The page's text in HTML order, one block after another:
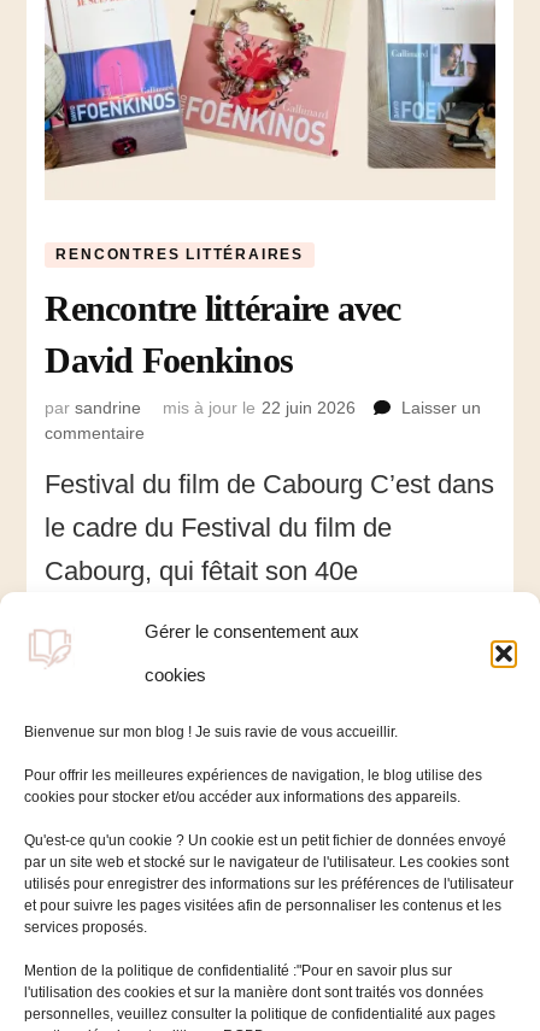
Gérer le consentement aux
cookies
Bienvenue sur mon blog ! Je suis ravie de vous accueillir.
Pour offrir les meilleures expériences de navigation, le blog utilise des
cookies pour stocker et/ou accéder aux informations des appareils.
Qu'est-ce qu'un cookie ? Un cookie est un petit fichier de données envoyé
par un site web et stocké sur le navigateur de l'utilisateur. Les cookies sont
utilisés pour enregistrer des informations sur les préférences de l'utilisateur
et pour suivre les pages visitées afin de personnaliser les contenus et les
services proposés.
Mention de la politique de confidentialité :"Pour en savoir plus sur
l'utilisation des cookies et sur la manière dont sont traités vos données
personnelles, veuillez consulter la politique de confidentialité aux pages
RENCONTRES LITTÉRAIRES
Rencontre littéraire avec
David Foenkinos
parsandrine mis à jour le 22 juin 2026
Laisser un
commentaire
littéraire
David
Foenkinos
Festival du film de Cabourg C’est dans
le cadre du Festival du film de
Cabourg, qui fêtait son 40e
connaissance de l’écrivain David
Politique de cookies (UE)